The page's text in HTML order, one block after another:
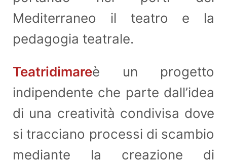
Mediterraneo il teatro e la
pedagogia teatrale.
Teatridimareè un progetto
indipendente che parte dall’idea
di una creatività condivisa dove
si tracciano processi di scambio
mediante la creazione di